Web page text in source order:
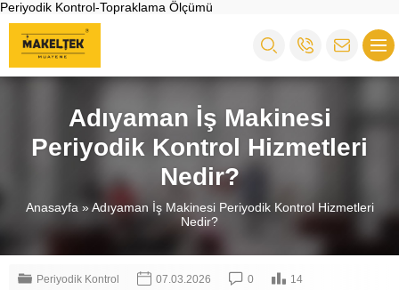
Periyodik Kontrol-Topraklama Ölçümü
Adıyaman İş Makinesi
Periyodik Kontrol Hizmetleri
Nedir?
Anasayfa »Adıyaman İş Makinesi Periyodik Kontrol Hizmetleri
Nedir?
Periyodik Kontrol 07.03.2026 0 14